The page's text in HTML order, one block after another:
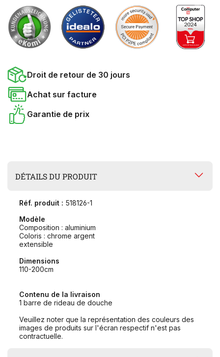
Droit de retour de 30 jours
Achat sur facture
Garantie de prix
DÉTAILS DU PRODUIT
Réf. produit : 518126-1
Modèle
Composition : aluminium
Coloris : chrome argent
extensible
Dimensions
110-200cm
Contenu de la livraison
1 barre de rideau de douche
Veuillez noter que la représentation des couleurs des
images de produits sur l'écran respectif n'est pas
contractuelle.